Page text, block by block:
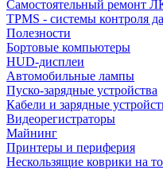
Самостоятельный ремонт
TPMS - системы контроля
Полезности
Бортовые компьютеры
HUD-дисплеи
Автомобильные лампы
Пуско-зарядные устройства
Кабели и зарядные
Видеорегистраторы
Майнинг
Принтеры и периферия
Нескользящие коврики на